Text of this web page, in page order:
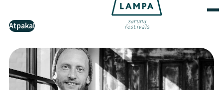
Atpakaļ